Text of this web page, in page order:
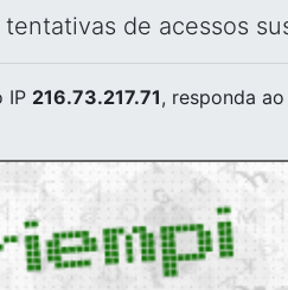
de acessos
IP 216.73.217.71, responda